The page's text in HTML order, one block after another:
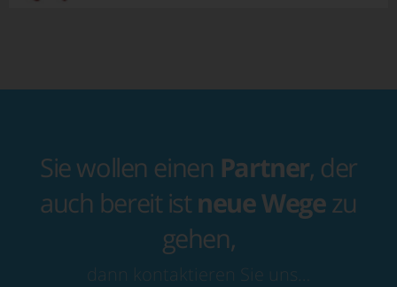
Sie wollen einen Partner, der
auch bereit ist neue Wegezu
gehen,
dann kontaktieren Sie uns…